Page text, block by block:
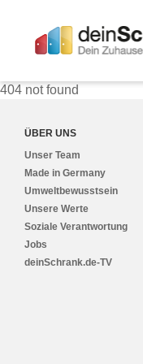
404 not found
ÜBER UNS
Unser Team
Made in Germany
Umweltbewusstsein
Unsere Werte
Soziale Verantwortung
Jobs
deinSchrank.de-TV
Partner
Mediathek
Stellenangebote
Arbeitsvorbereitung
HR
Marketing & PR
Vorteile & Benefits
Team-Stimmen
Für Bewerber
Für Medien
Für Kunden